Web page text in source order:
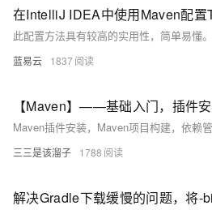
在IntelliJ IDEA中使用Maven配置
蓝易云 1837
三三是该溜子 1788
解决Gradle下载缓慢的问题，将-